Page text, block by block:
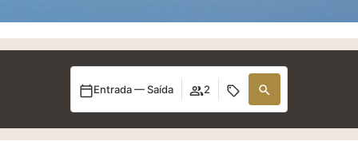
Entrada — Saída 2